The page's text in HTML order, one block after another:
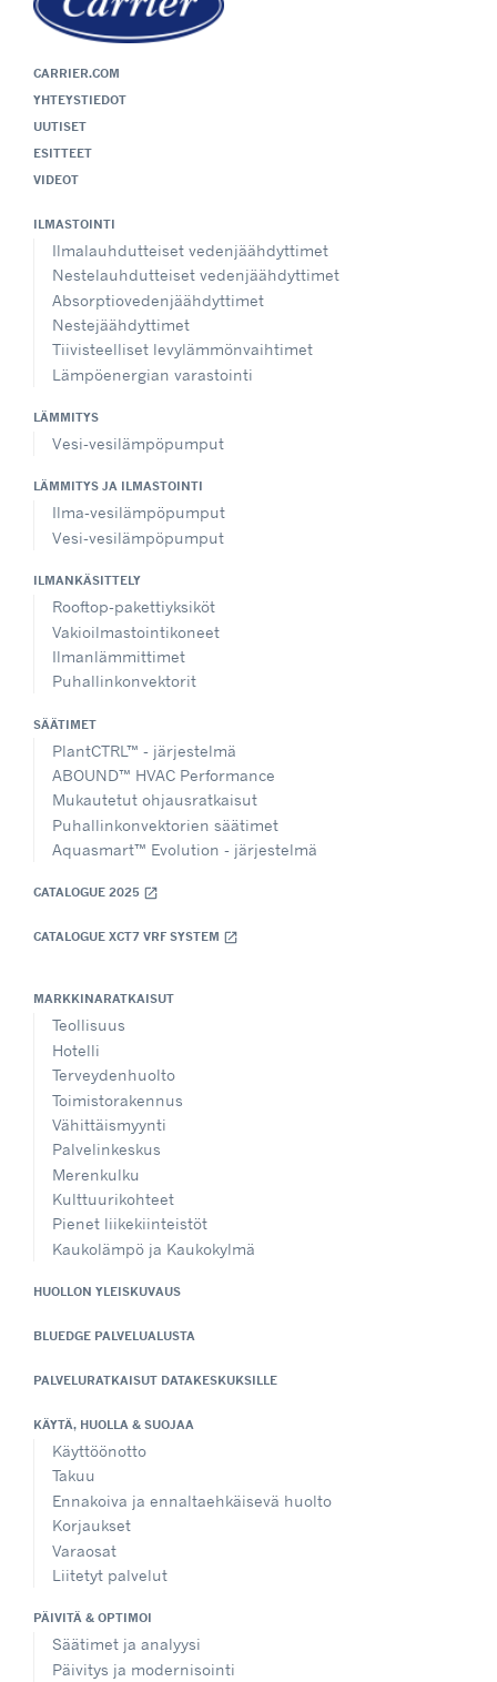
CARRIER.COM
YHTEYSTIEDOT
UUTISET
ESITTEET
VIDEOT
ILMASTOINTI
Ilmalauhdutteiset vedenjäähdyttimet
Nestelauhdutteiset vedenjäähdyttimet
Absorptiovedenjäähdyttimet
Nestejäähdyttimet
Tiivisteelliset levylämmönvaihtimet
Lämpöenergian varastointi
LÄMMITYS
Vesi-vesilämpöpumput
LÄMMITYS JA ILMASTOINTI
Ilma-vesilämpöpumput
Vesi-vesilämpöpumput
ILMANKÄSITTELY
Rooftop-pakettiyksiköt
Vakioilmastointikoneet
Ilmanlämmittimet
Puhallinkonvektorit
SÄÄTIMET
PlantCTRL™ - järjestelmä
ABOUND™ HVAC Performance
Mukautetut ohjausratkaisut
Puhallinkonvektorien säätimet
Aquasmart™ Evolution - järjestelmä
CATALOGUE 2025 open_in_new
CATALOGUE XCT7 VRF SYSTEM open_in_new
MARKKINARATKAISUT
Teollisuus
Hotelli
Terveydenhuolto
Toimistorakennus
Vähittäismyynti
Palvelinkeskus
Merenkulku
Kulttuurikohteet
Pienet liikekiinteistöt
Kaukolämpö ja Kaukokylmä
HUOLLON YLEISKUVAUS
BLUEDGE PALVELUALUSTA
PALVELURATKAISUT DATAKESKUKSILLE
KÄYTÄ, HUOLLA & SUOJAA
Käyttöönotto
Takuu
Ennakoiva ja ennaltaehkäisevä huolto
Korjaukset
Varaosat
Liitetyt palvelut
PÄIVITÄ & OPTIMOI
Säätimet ja analyysi
Päivitys ja modernisointi